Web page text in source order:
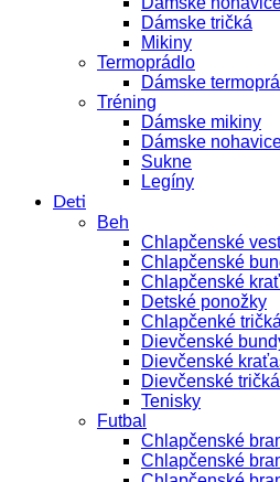
Dámske tričká
Mikiny
Termoprádlo
Dámske
Tréning
Dámske mikiny
Dámske
Sukne
Legíny
Deti
Beh
Chlapčenské
Chlapčenské
Chlapčenské
Detské ponožky
Chlapčenké tričká
Dievčenské
Dievčenské
Dievčenské tričká
Tenisky
Futbal
Chlapčenské
Chlapčenské